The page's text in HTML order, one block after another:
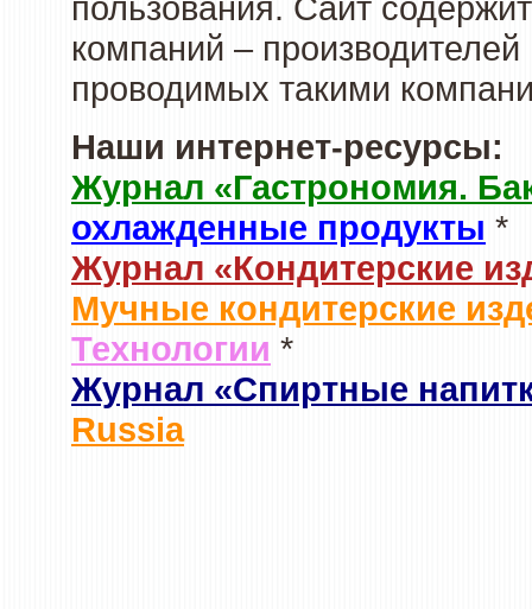
компаний –
проводимых такими
Наши интернет-ресурсы:
Журнал «Гастрономия.
охлажденные продукты *
Журнал «Кондитерские
Мучные кондитерские
Технологии *
Журнал «Спиртные
Russia